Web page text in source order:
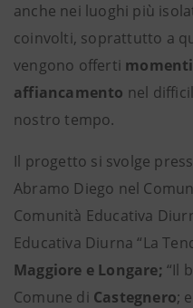
anche nei luoghi più
coinvolti, soprattutto a
vengono offerti
affiancamento nel
nostro tempo.
Il progetto si svolge
Abramo Diego nel
Comunità Educativa
Educativa Diurna “La
Maggiore e Longare; “Il
Comune di Castegnero;